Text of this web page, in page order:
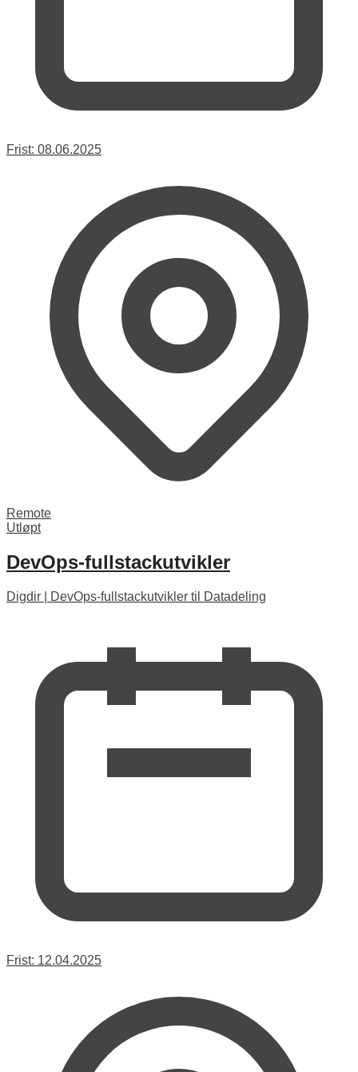
Frist: 08.06.2025
Remote
Utløpt
DevOps-fullstackutvikler
Digdir DevOps-fullstackutvikler til Datadeling
Frist: 12.04.2025